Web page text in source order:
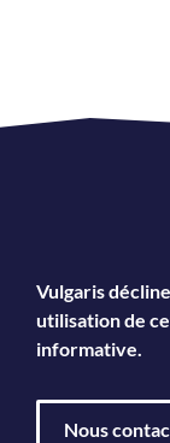
Vulgaris
utilisation de
informative.
Nous